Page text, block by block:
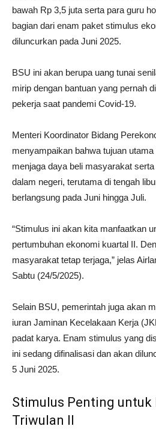
bawah Rp 3,5 juta serta para guru
bagian dari enam paket stimulus
diluncurkan pada Juni 2025.
BSU ini akan berupa uang tunai
mirip dengan bantuan yang pernah
pekerja saat pandemi Covid-19.
Menteri Koordinator Bidang
menyampaikan bahwa tujuan
menjaga daya beli masyarakat
dalam negeri, terutama di tengah
berlangsung pada Juni hingga Juli.
“Stimulus ini akan kita manfaatkan
pertumbuhan ekonomi kuartal II.
masyarakat tetap terjaga,” jelas
Sabtu (24/5/2025).
Selain BSU, pemerintah juga akan
iuran Jaminan Kecelakaan Kerja
padat karya. Enam stimulus yang
ini sedang difinalisasi dan akan
5 Juni 2025.
Stimulus Penting untuk
Triwulan II